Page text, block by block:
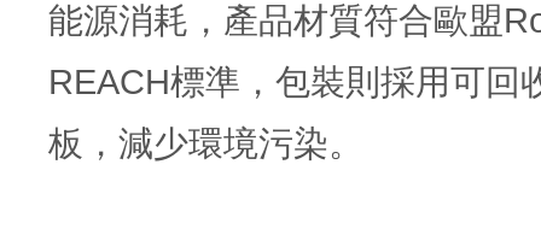
能源消耗，產品材質符合歐盟
REACH標準，包裝則採用可回
板，減少環境污染。